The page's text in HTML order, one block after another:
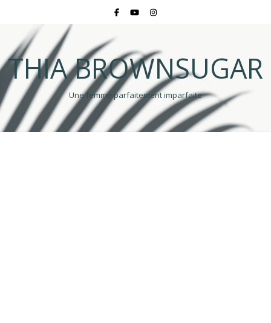
THIA BROWNSUGAR
Une femme parfaitement imparfaite